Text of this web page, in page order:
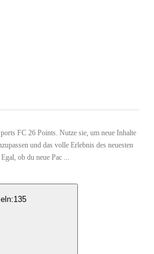
FC 26 Points. Nutze sie, um neue Inhalte
und das volle Erlebnis des neuesten
ob du neue Pac ...
135